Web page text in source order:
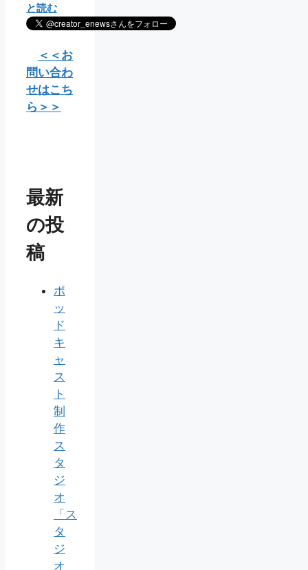
と読む
＜＜お
問い合わ
せはこち
ら＞＞
最新
の投
稿
ポ
ッ
ド
キ
ャ
ス
ト
制
作
ス
タ
ジ
オ
「ス
タ
ジ
オ